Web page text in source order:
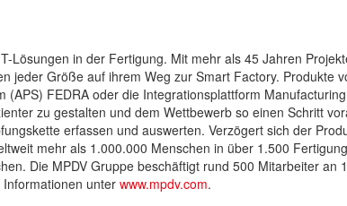
Lösungen in der Fertigung. Mit mehr als 45 Jahren
jeder Größe auf ihrem Weg zur Smart Factory. Produkte
(APS) FEDRA oder die Integrationsplattform
zu gestalten und dem Wettbewerb so einen Schritt
erfassen und auswerten. Verzögert sich der
mehr als 1.000.000 Menschen in über 1.500
Die MPDV Gruppe beschäftigt rund 500 Mitarbeiter
unter www.mpdv.com.